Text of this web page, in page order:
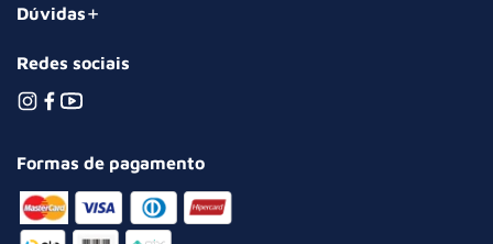
Dúvidas
Redes sociais
Formas de pagamento